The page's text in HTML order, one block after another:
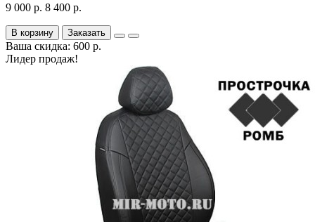
9 000 р. 8 400 р.
В корзину Заказать
Ваша скидка: 600 р.
Лидер продаж!